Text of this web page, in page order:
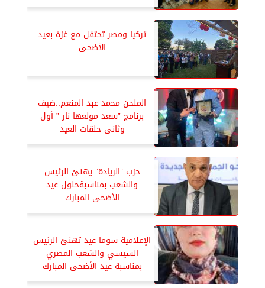
تركيا ومصر تحتفل مع غزة بعيد
الأضحى
الملحن محمد عبد المنعم..ضيف
برنامج ”سعد مولعها نار ” أول
وثانى حلقات العيد
حزب ”الريادة” يهنئ الرئيس
والشعب بمناسبةحلول عيد
الأضحى المبارك
الإعلامية سوما عيد تهنئ الرئيس
السيسي والشعب المصري
بمناسبة عيد الأضحى المبارك